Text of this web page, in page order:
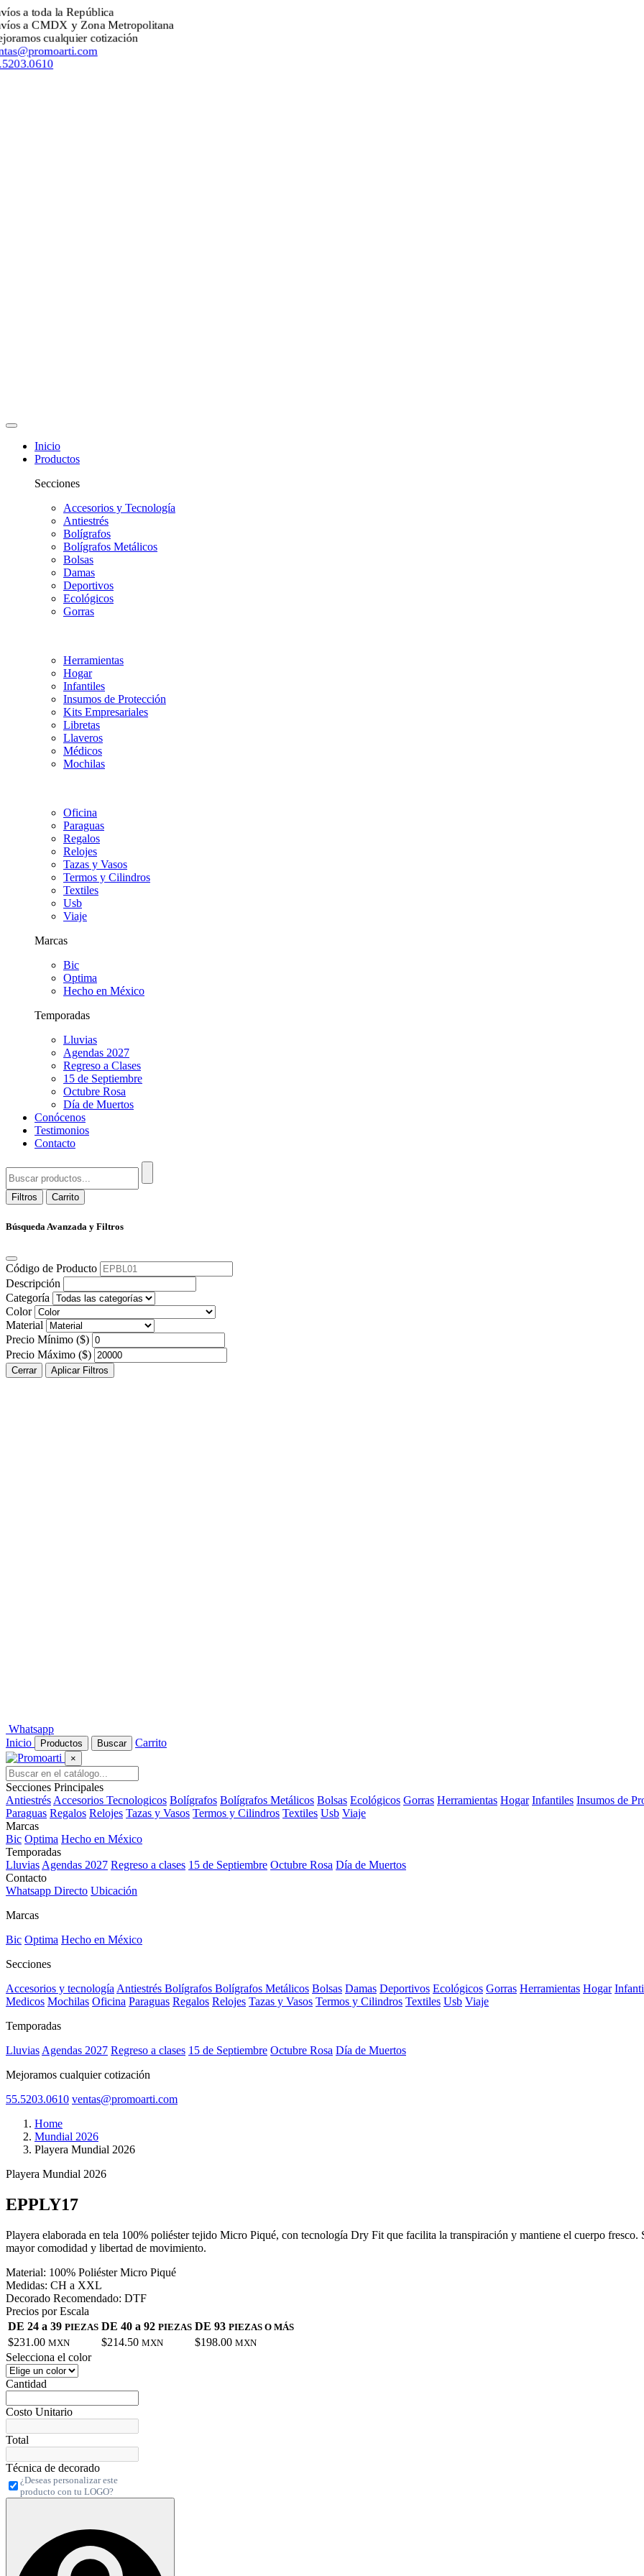
a toda la República
a CMDX y Zona Metropolitana
cualquier cotización
Inicio
Productos
Secciones
Accesorios y Tecnología
Antiestrés
Bolígrafos
Bolígrafos Metálicos
Bolsas
Damas
Deportivos
Ecológicos
Gorras
Herramientas
Hogar
Infantiles
Insumos de Protección
Kits Empresariales
Libretas
Llaveros
Médicos
Mochilas
Oficina
Paraguas
Regalos
Relojes
Tazas y Vasos
Termos y Cilindros
Textiles
Usb
Viaje
Marcas
Bic
Optima
Hecho en México
Temporadas
Lluvias
Agendas 2027
Regreso a Clases
15 de Septiembre
Octubre Rosa
Día de Muertos
Conócenos
Testimonios
Contacto
Filtros Carrito
Búsqueda Avanzada y Filtros
Código de Producto
Descripción
Categoría
Color
Material
Precio Mínimo ($)
Precio Máximo ($)
Cerrar Aplicar Filtros
Whatsapp
Inicio
Productos Buscar Carrito
×
Secciones Principales
Antiestrés Accesorios Tecnologicos Bolígrafos Bolígrafos Metálicos Bolsas Ecológicos Gorras Herramientas Hogar Infantiles Insumos de
Paraguas Regalos Relojes Tazas y Vasos Termos y Cilindros Textiles Usb Viaje
Marcas
Bic Optima Hecho en México
Temporadas
Lluvias Agendas 2027 Regreso a clases 15 de Septiembre Octubre Rosa Día de Muertos
Contacto
Whatsapp Directo Ubicación
Marcas
Bic Optima Hecho en México
Secciones
Accesorios y tecnología Antiestrés Bolígrafos Bolígrafos Metálicos Bolsas Damas Deportivos Ecológicos Gorras Herramientas Hogar
Medicos Mochilas Oficina Paraguas Regalos Relojes Tazas y Vasos Termos y Cilindros Textiles Usb Viaje
Temporadas
Lluvias Agendas 2027 Regreso a clases 15 de Septiembre Octubre Rosa Día de Muertos
Mejoramos cualquier cotización
55.5203.0610 ventas@promoarti.com
Home
Mundial 2026
Playera Mundial 2026
Playera Mundial 2026
EPPLY17
Playera elaborada en tela 100% poliéster tejido Micro Piqué, con tecnología Dry Fit que facilita la transpiración y mantiene el cuerpo
mayor comodidad y libertad de movimiento.
Material: 100% Poliéster Micro Piqué
Medidas: CH a XXL
Decorado Recomendado: DTF
Precios por Escala
DE 24 a 39 PIEZAS DE 40 a 92 PIEZAS DE 93 PIEZAS O MÁS
$231.00 MXN $214.50 MXN $198.00 MXN
Selecciona el color
Cantidad
Costo Unitario
Total
Técnica de decorado
¿Deseas personalizar este
producto con tu LOGO?